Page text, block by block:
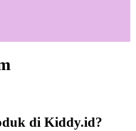
di Kiddy.id?